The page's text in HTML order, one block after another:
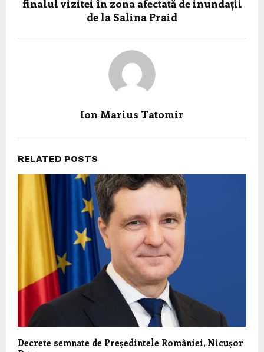
finalul vizitei în zona afectată de inundații
de la Salina Praid
Ion Marius Tatomir
RELATED POSTS
Decrete semnate de Președintele României, Nicușor